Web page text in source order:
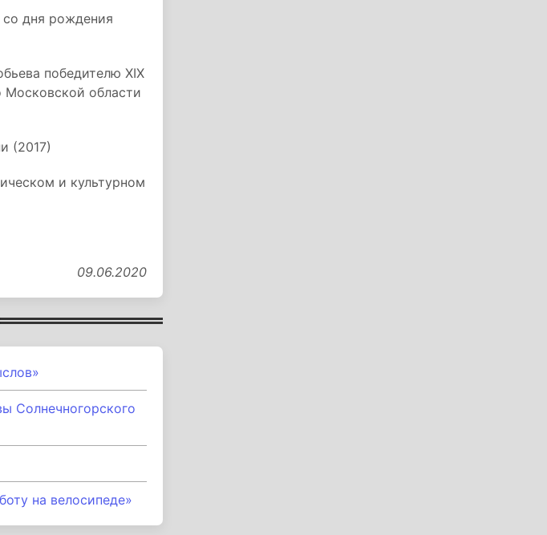
со дня рождения
победителю XIX
Московской области
(2017)
и культурном
09.06.2020
Солнечногорского
на велосипеде»